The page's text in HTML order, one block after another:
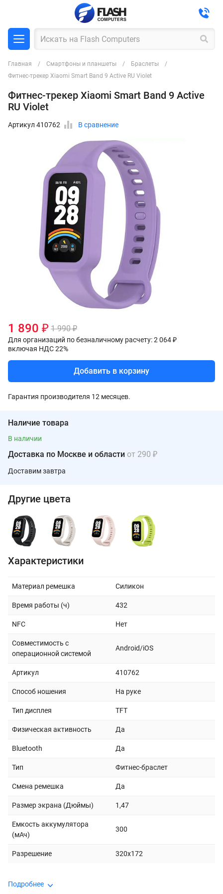
Главная Смартфоны и планшеты
Браслеты
Фитнес-трекер Xiaomi Smart Band 9 Active RU Violet
Фитнес-трекер Xiaomi Smart Band 9 Active
RU Violet
Артикул 410762 В сравнение
1 890 ₽ 1 990 ₽
Для организаций по безналичному расчету: 2 064 ₽
включая НДС 22%
Добавить в корзину
Гарантия производителя 12 месяцев.
Наличие товара
В наличии
Доставка по Москве и области от 290 ₽
Доставим завтра
Другие цвета
Характеристики
Материал ремешка Силикон
Время работы (ч) 432
NFC Нет
Совместимость с
операционной системой
Android/iOS
Артикул 410762
Способ ношения На руке
Тип дисплея TFT
Физическая активность Да
Bluetooth Да
Тип Фитнес-браслет
Смена ремешка Да
Размер экрана (Дюймы) 1,47
Емкость аккумулятора
(мАч)
300
Разрешение 320х172
Подробнее